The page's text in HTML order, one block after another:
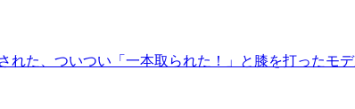
た、ついつい「一本取られた！」と膝を打ったモ